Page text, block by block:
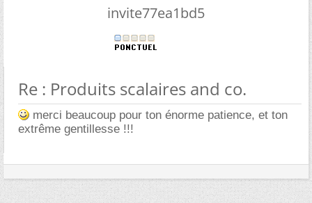
invite77ea1bd5
Re : Produits scalaires and co.
merci beaucoup pour ton énorme patience, et ton
extrême gentillesse !!!